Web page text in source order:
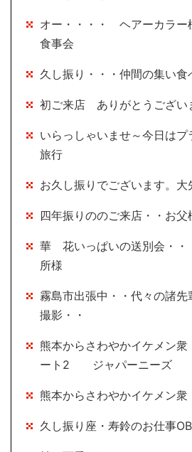
オー・・・・ ヘアーカラー
食事会
久し振り・・・仲間の集い食
初ご来店 ありがとうござい
いらっしゃいませ～今日は
旅行
お久し振りでございます。
四年振りののご来店・・お父
華 花いっぱいの送別会・・
所様
霧島市出張中・・代々の諸
撮影・・
熊本からさわやかイケメン
ート2 ジャパーニーズ
熊本からさわやかイケメン
久し振り座・寿鈴のお仕事